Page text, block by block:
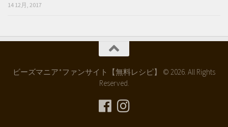
14 12月, 2017
ビーズマニア*ファンサイト【無料レシピ】 © 2026. All Rights
Reserved.